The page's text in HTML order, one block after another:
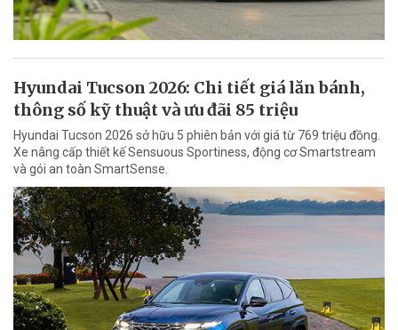
Hyundai Tucson 2026: Chi tiết giá lăn bánh,
thông số kỹ thuật và ưu đãi 85 triệu
Hyundai Tucson 2026 sở hữu 5 phiên bản với giá từ 769 triệu đồng.
Xe nâng cấp thiết kế Sensuous Sportiness, động cơ Smartstream
và gói an toàn SmartSense.